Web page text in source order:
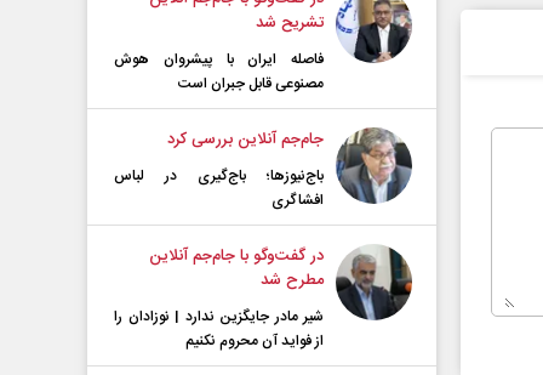
تشریح شد
فاصله ایران با پیشرو‌ان هوش
مصنوعی قابل جبران است
جام‌جم آنلاین بررسی کرد
باج‌نیوزها؛ باج‌گیری در لباس
افشاگری
در گفت‌و‌گو با جام‌جم آنلاین
مطرح شد
شیر مادر جایگزین ندارد | نوزادان را
از فواید آن محروم نکنیم